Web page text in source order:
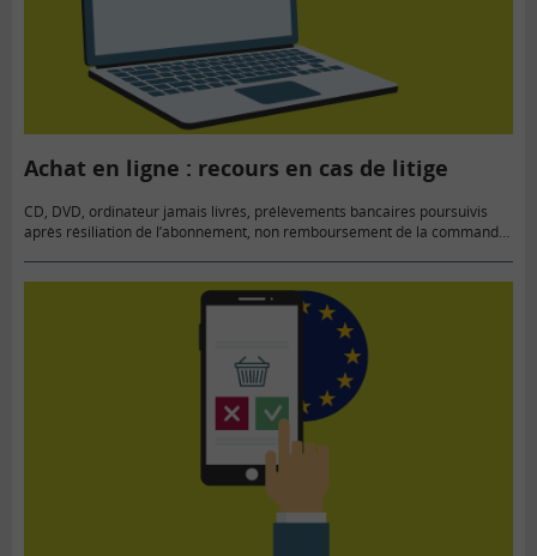
Achat en ligne : recours en cas de litige
CD, DVD, ordinateur jamais livrés, prélèvements bancaires poursuivis
après résiliation de l’abonnement, non remboursement de la commande